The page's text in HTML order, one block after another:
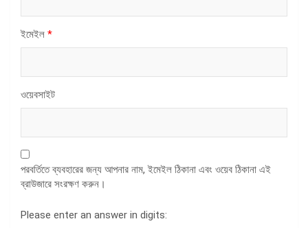
ইমেইল *
ওয়েবসাইট
পরবর্তিতে ব্যবহারের জন্য আপনার নাম, ইমেইল ঠিকানা এবং ওয়েব ঠিকানা এই
ব্রাউজারে সংরক্ষণ করুন।
Please enter an answer in digits: